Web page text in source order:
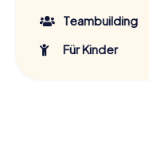
Teambuilding
Für Kinder